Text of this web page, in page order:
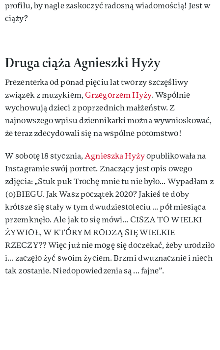
profilu, by nagle zaskoczyć radosną wiadomością! Jest w
ciąży?
Druga ciąża Agnieszki Hyży
Prezenterka od ponad pięciu lat tworzy szczęśliwy
związek z muzykiem,Grzegorzem Hyży. Wspólnie
wychowują dzieci z poprzednich małżeństw. Z
najnowszego wpisu dziennikarki można wywnioskować,
że teraz zdecydowali się na wspólne potomstwo!
W sobotę 18 stycznia,Agnieszka Hyżyopublikowała na
Instagramie swój portret. Znaczący jest opis owego
zdjęcia: „Stuk puk Trochę mnie tu nie było... Wypadłam z
(o)BIEGU. Jak Wasz początek 2020? Jakieś te doby
krótsze się stały w tym dwudziestoleciu ... pół miesiąca
przemknęło. Ale jak to się mówi... CISZA TO WIELKI
ŻYWIOŁ, W KTÓRYM RODZĄ SIĘ WIELKIE
RZECZY?? Więc już nie mogę się doczekać, żeby urodziło
i... zaczęło żyć swoim życiem. Brzmi dwuznacznie i niech
tak zostanie. Niedopowiedzenia są ... fajne”.